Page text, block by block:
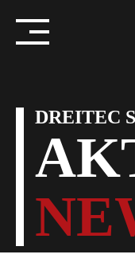
content
DREITEC